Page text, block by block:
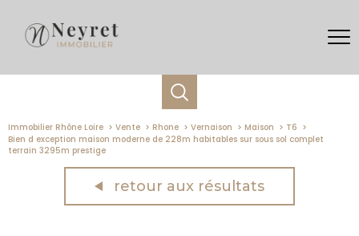
Immobilier Rhône Loire Vente Rhone Vernaison Maison
T6
Bien d exception maison moderne de 228m habitables sur sous sol complet
terrain 3295m prestige
retour aux résultats